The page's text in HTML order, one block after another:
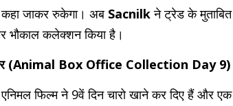
जाकर रुकेगा। अब Sacnilkने ट्रेड के
भौकाल कलेक्शन किया है।
(Animal Box Office Collection Day 9)
फिल्म ने 9वें दिन चारो खाने कर दिए हैं और